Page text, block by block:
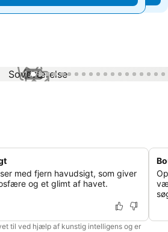
1 / 78
med fjern havudsigt, som giver
og et glimt af havet.
til ved hjælp af kunstig intelligens og er